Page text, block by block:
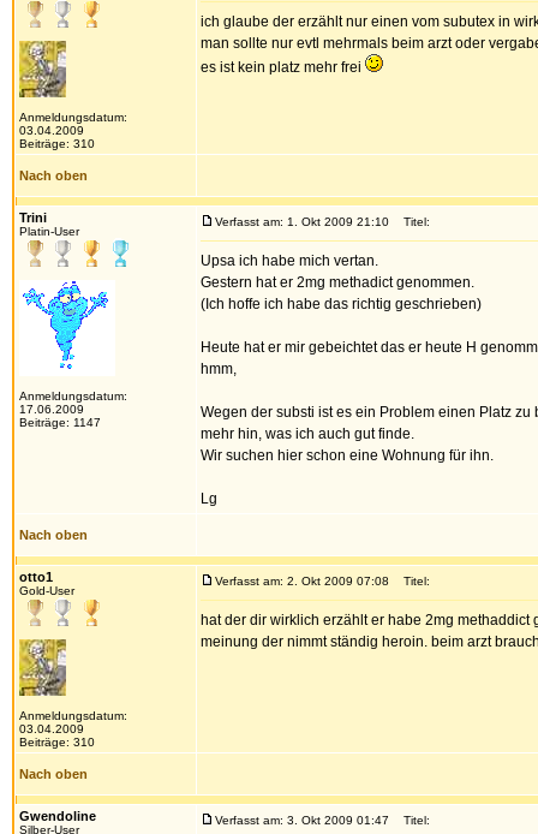
Anmeldungsdatum:
03.04.2009
Beiträge: 310
ich glaube der erzählt nur einen vom subutex in
man sollte nur evtl mehrmals beim arzt oder
es ist kein platz mehr frei
Nach oben
Trini
Platin-User
Anmeldungsdatum:
17.06.2009
Beiträge: 1147
Verfasst am: 1. Okt 2009 21:10 Titel:
Upsa ich habe mich vertan.
Gestern hat er 2mg methadict genommen.
(Ich hoffe ich habe das richtig geschrieben)
Heute hat er mir gebeichtet das er heute H
hmm,
Wegen der substi ist es ein Problem einen Platz
mehr hin, was ich auch gut finde.
Wir suchen hier schon eine Wohnung für ihn.
Lg
Nach oben
otto1
Gold-User
Anmeldungsdatum:
03.04.2009
Beiträge: 310
Verfasst am: 2. Okt 2009 07:08 Titel:
hat der dir wirklich erzählt er habe 2mg
meinung der nimmt ständig heroin. beim arzt
Nach oben
Gwendoline
Silber-User
Verfasst am: 3. Okt 2009 01:47 Titel: